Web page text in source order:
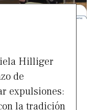
Hilliger
de
expulsiones:
la tradición